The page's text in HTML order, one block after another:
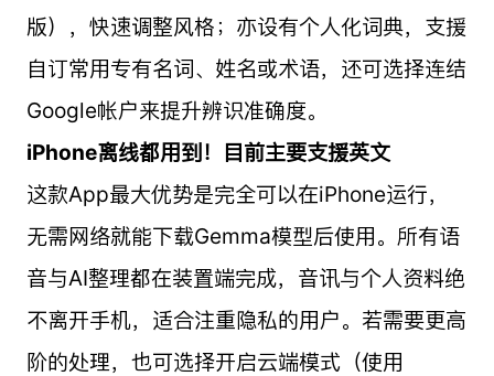
版），快速调整风格；亦设有个人化词典，支援
自订常用专有名词、姓名或术语，还可选择连结
Google帐户来提升辨识准确度。
iPhone离线都用到！目前主要支援英文
这款App最大优势是完全可以在iPhone运行，
无需网络就能下载Gemma模型后使用。所有语
音与AI整理都在装置端完成，音讯与个人资料绝
不离开手机，适合注重隐私的用户。若需要更高
阶的处理，也可选择开启云端模式（使用